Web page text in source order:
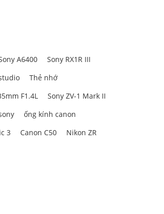
A6400
Sony RX1R III
Thẻ nhớ
F1.4L
Sony ZV-1 Mark II
ống kính canon
3 Canon C50
Nikon ZR